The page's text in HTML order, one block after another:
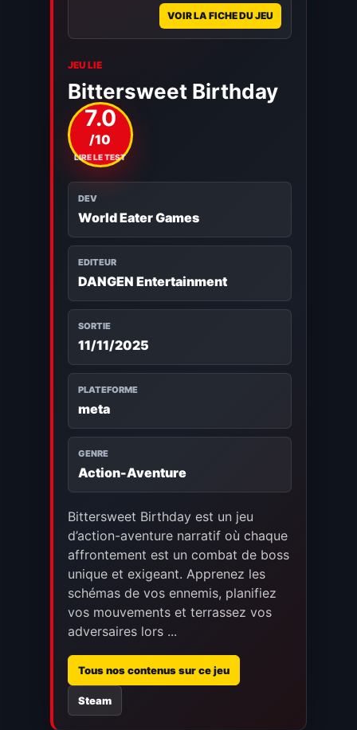
VOIR LA FICHE DU JEU
JEU LIE
Bittersweet Birthday
7.0
/10
LIRE LE TEST
DEV
World Eater Games
EDITEUR
DANGEN Entertainment
SORTIE
11/11/2025
PLATEFORME
meta
GENRE
Action-Aventure
Bittersweet Birthday est un jeu
d’action-aventure narratif où chaque
affrontement est un combat de boss
unique et exigeant. Apprenez les
schémas de vos ennemis, planifiez
vos mouvements et terrassez vos
adversaires lors ...
Tous nos contenus sur ce jeu
Steam